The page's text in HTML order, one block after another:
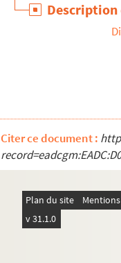
Ms. 520. Recueil de
Ms. 521. Recueil de
Ms. 522. [Titre
Ms. 523. « Disputatio
Ms. 525. « Ambassades
Ms. 526. Ambassade
Ms. 527. Mémoire
Ms. 529. « Mémoires
Ms. 530. Recueil de
Description
Citer ce document :
Plan du site
v 31.1.0